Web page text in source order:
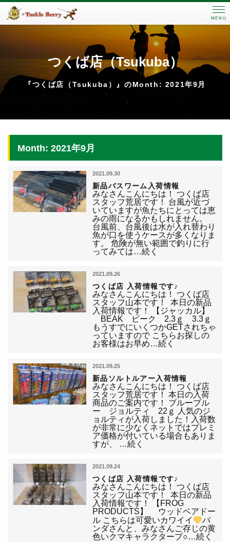
MENU
つくば店（Tsukuba）
『つくば店（Tsukuba）』のMonth: 2021年9月
Month: 2021年9月
2021.09.30
新品バスワーム入荷情報
みなさんこんにちは！ つくば店
スタッフ荒居です！ 台風が近づ
いていますが魚たちにとっては恵
みの雨になるかもしれません。
台風前、台風後は水が入れ替わり
魚が口を使うケースが多くなりま
す。 危険が無い範囲で釣りに行
ってみては…続く
2021.09.26
つくば店 入荷情報です♪
みなさんこんにちは！ つくば店
スタッフ山本です！ 本日の新品
入荷情報です！ 【ジャッカル】
BEAK ビーク 2.3ｇ 3.3ｇ
もうすでにいくつかGETされちゃ
っていますので こちらお探しの
お客様はお早め…続く
2021.09.25
新品ソルトルアー入荷情報
みなさんこんにちは！ つくば店
スタッフ荒居です！ 本日の入荷
商品のご案内です！ ブルーブル
ー ジョルティ 22ｇ 人気のジ
ョルティが入荷しました！入荷数
が非常に少なくネットではプレミ
ア価格が付いている場合もありま
すが、 …続く
2021.09.24
つくば店 入荷情報です♪
みなさんこんにちは！ つくば店
スタッフ山本です！ 本日の新品
入荷情報です！ 【FROG
PRODUCTS】 ウッドベアドー
ル こちらは可愛いカワイイ
パ
ンダさんと、みなさんご存じの黄
色いクマキャラクタープ○…続く